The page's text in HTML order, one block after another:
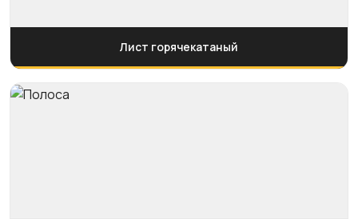
Лист горячекатаный